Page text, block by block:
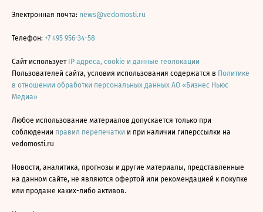
Электронная почта: news@vedomosti.ru
Телефон: +7 495 956-34-58
Сайт использует IP адреса, cookie и данные геолокации
Пользователей сайта, условия использования содержатся в Политике
в отношении обработки персональных данных АО «Бизнес Ньюс
Медиа»
Любое использование материалов допускается только при
соблюдении правил перепечатки и при наличии гиперссылки на
vedomosti.ru
Новости, аналитика, прогнозы и другие материалы, представленные
на данном сайте, не являются офертой или рекомендацией к покупке
или продаже каких-либо активов.